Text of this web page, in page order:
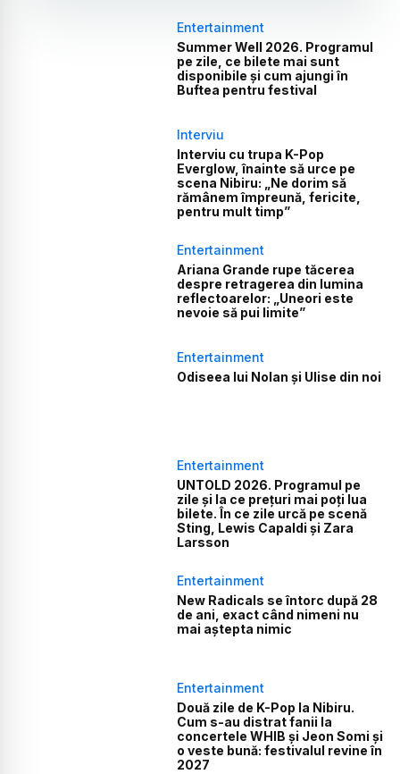
Entertainment
Summer Well 2026. Programul
pe zile, ce bilete mai sunt
disponibile și cum ajungi în
Buftea pentru festival
Interviu
Interviu cu trupa K-Pop
Everglow, înainte să urce pe
scena Nibiru: „Ne dorim să
rămânem împreună, fericite,
pentru mult timp”
Entertainment
Ariana Grande rupe tăcerea
despre retragerea din lumina
reflectoarelor: „Uneori este
nevoie să pui limite”
Entertainment
Odiseea lui Nolan și Ulise din noi
Entertainment
UNTOLD 2026. Programul pe
zile și la ce prețuri mai poți lua
bilete. În ce zile urcă pe scenă
Sting, Lewis Capaldi și Zara
Larsson
Entertainment
New Radicals se întorc după 28
de ani, exact când nimeni nu
mai aștepta nimic
Entertainment
Două zile de K-Pop la Nibiru.
Cum s-au distrat fanii la
concertele WHIB și Jeon Somi și
o veste bună: festivalul revine în
2027